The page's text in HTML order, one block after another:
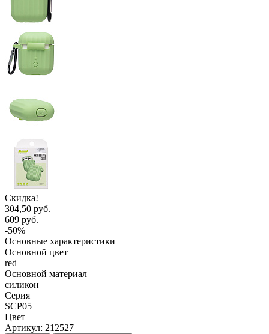
Скидка!
304,50 руб.
609 руб.
-50%
Основные характеристики
Основной цвет
red
Основной материал
силикон
Серия
SCP05
Цвет
Артикул: 212527